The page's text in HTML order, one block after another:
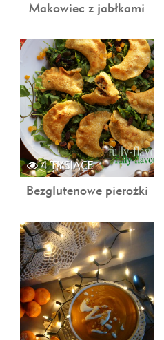
Makowiec z jabłkami
4 TYSIĄCE
Bezglutenowe pierożki